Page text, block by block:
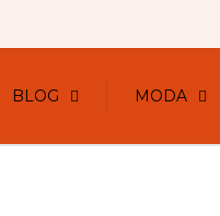
BLOG MODA